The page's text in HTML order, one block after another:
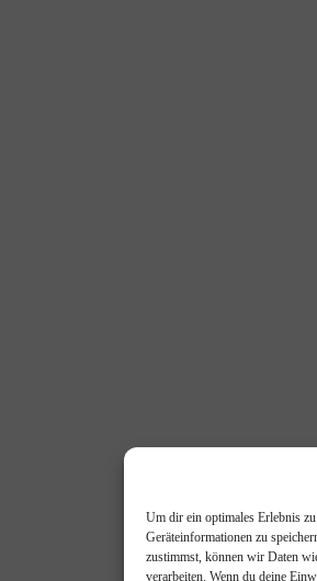
Um dir ein optimales Erlebnis
Geräteinformationen zu
zustimmst, können wir Daten
verarbeiten. Wenn du deine